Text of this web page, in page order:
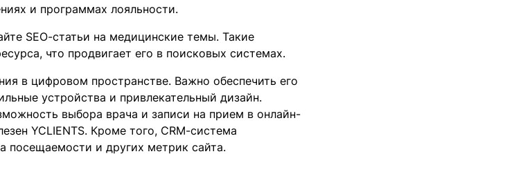
и программах лояльности.
SEO-статьи на медицинские темы. Такие
что продвигает его в поисковых системах.
в цифровом пространстве. Важно обеспечить его
устройства и привлекательный дизайн.
выбора врача и записи на прием в онлайн-
YCLIENTS. Кроме того, CRM-система
посещаемости и других метрик сайта.